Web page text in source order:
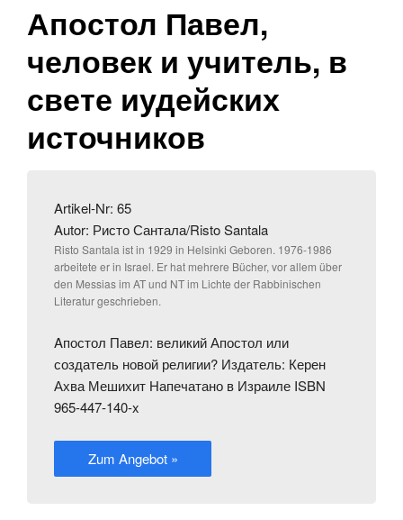
Апостол Павел,
человек и учитель, в
свете иудейских
источников
Artikel-Nr: 65
Autor: Ристо Сантала/Risto Santala
Risto Santala ist in 1929 in Helsinki Geboren. 1976-1986
arbeitete er in Israel. Er hat mehrere Bücher, vor allem über
den Messias im AT und NT im Lichte der Rabbinischen
Literatur geschrieben.
Aпостол Павел: великий Апостол или
создатель новой религии? Издатель: Керен
Ахва Мешихит Напечатано в Израиле ISBN
965-447-140-x
Zum Angebot »